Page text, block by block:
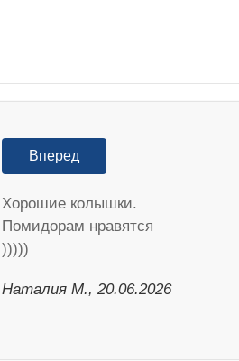
Вперед
Хорошие колышки.
Помидорам нравятся
)))))
Наталия М., 20.06.2026